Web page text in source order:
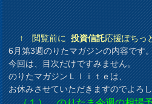
↑ 閲覧前に投資信託応援ぽちっ
6月第3週のりたマガジンの内容です
今回は、目次だけですみません。
のりたマガジンＬｌｉｔｅは、
お休みさせていただきますのでよろ